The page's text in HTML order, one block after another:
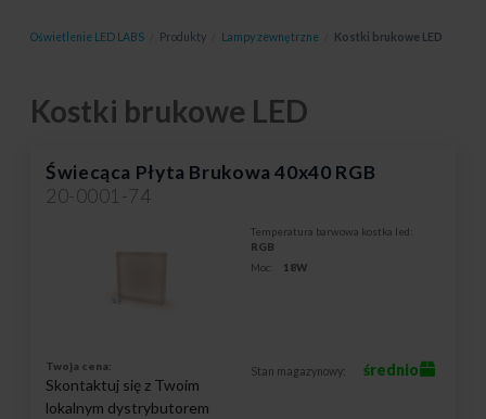
Oświetlenie LED LABS Produkty Lampy zewnętrzne Kostki brukowe LED
Kostki brukowe LED
Świecąca Płyta Brukowa 40x40 RGB
20-0001-74
Temperatura barwowa kostka led:
RGB
Moc:
18W
Twoja cena:
Skontaktuj się z Twoim
lokalnym dystrybutorem
Stan magazynowy: średnio